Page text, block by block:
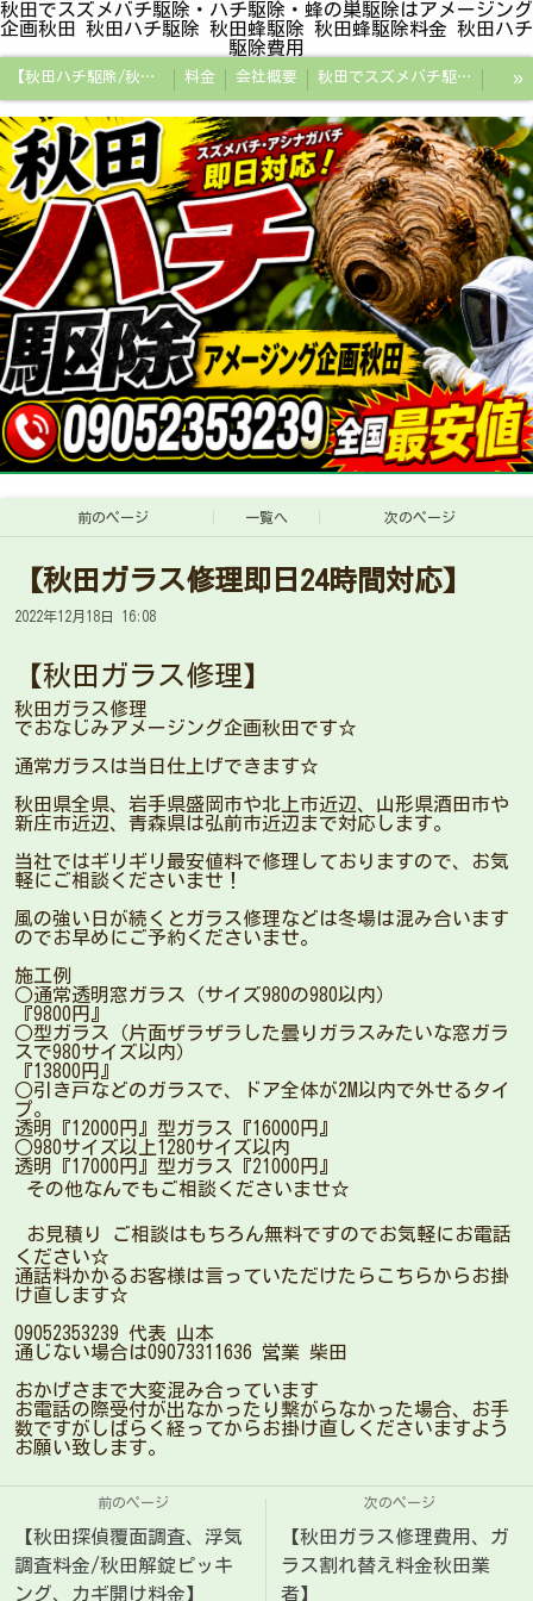
秋田でスズメバチ駆除・ハチ駆除・蜂の巣駆除はアメージング
企画秋田 秋田ハチ駆除 秋田蜂駆除 秋田蜂駆除料金 秋田ハチ
駆除費用
【秋田ハチ駆除/秋田蜂駆除/スズメバチの巣/ハチの巣専門プロ】 料金 会社概要 秋田でスズメバチ駆除・ハチ駆除・蜂の巣駆除はアメージング企画秋田
秋田県の蜂駆除料金・蜂の巣駆除の相場【全国平均と比較】 秋田探偵/秋田県浮気調査/秋田市万引きGメン
秋田便利屋アメージング企画秋田
»
前のページ 一覧へ 次のページ
【秋田ガラス修理即日24時間対応】
2022年12月18日 16:08
【秋田ガラス修理】
秋田ガラス修理
でおなじみアメージング企画秋田です☆
通常ガラスは当日仕上げできます☆
秋田県全県、岩手県盛岡市や北上市近辺、山形県酒田市や
新庄市近辺、青森県は弘前市近辺まで対応します。
当社ではギリギリ最安値料で修理しておりますので、お気
軽にご相談くださいませ！
風の強い日が続くとガラス修理などは冬場は混み合います
のでお早めにご予約くださいませ。
施工例
○通常透明窓ガラス（サイズ980の980以内）
『9800円』
○型ガラス（片面ザラザラした曇りガラスみたいな窓ガラ
スで980サイズ以内）
『13800円』
○引き戸などのガラスで、ドア全体が2M以内で外せるタイ
プ。
透明『12000円』型ガラス『16000円』
○980サイズ以上1280サイズ以内
透明『17000円』型ガラス『21000円』
その他なんでもご相談くださいませ☆
お見積り ご相談はもちろん無料ですのでお気軽にお電話
ください☆
通話料かかるお客様は言っていただけたらこちらからお掛
け直します☆
09052353239 代表 山本
通じない場合は09073311636 営業 柴田
おかげさまで大変混み合っています
お電話の際受付が出なかったり繋がらなかった場合、お手
数ですがしばらく経ってからお掛け直しくださいますよう
お願い致します。
前のページ
【秋田探偵覆面調査、浮気
調査料金/秋田解錠ピッキ
ング、カギ開け料金】
次のページ
【秋田ガラス修理費用、ガ
ラス割れ替え料金秋田業
者】